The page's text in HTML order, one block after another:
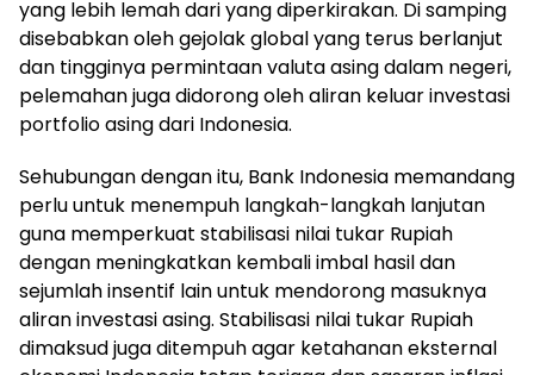
yang lebih lemah dari yang diperkirakan. Di samping
disebabkan oleh gejolak global yang terus berlanjut
dan tingginya permintaan valuta asing dalam negeri,
pelemahan juga didorong oleh aliran keluar investasi
portfolio asing dari Indonesia.
Sehubungan dengan itu, Bank Indonesia memandang
perlu untuk menempuh langkah-langkah lanjutan
guna memperkuat stabilisasi nilai tukar Rupiah
dengan meningkatkan kembali imbal hasil dan
sejumlah insentif lain untuk mendorong masuknya
aliran investasi asing. Stabilisasi nilai tukar Rupiah
dimaksud juga ditempuh agar ketahanan eksternal